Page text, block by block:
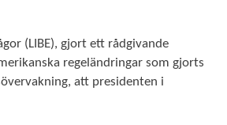
(LIBE), gjort ett rådgivande
regeländringar som gjorts
att presidenten i